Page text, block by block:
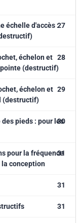
échelle d'accès :27
échelon et
(destructif)
28
échelon et
(destructif)
29
pieds : pour les
30
pour la fréquence
conception
31
31
31